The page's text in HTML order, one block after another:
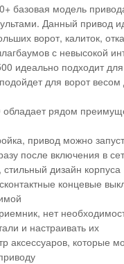
базовая модель
Данный привод
ворот, калиток,
с невысокой
идеально подходит для
для ворот весом
рядом
привод можно
после включения в
дизайн корпуса
концевые
нет
и настраивать их
аксессуаров, которые